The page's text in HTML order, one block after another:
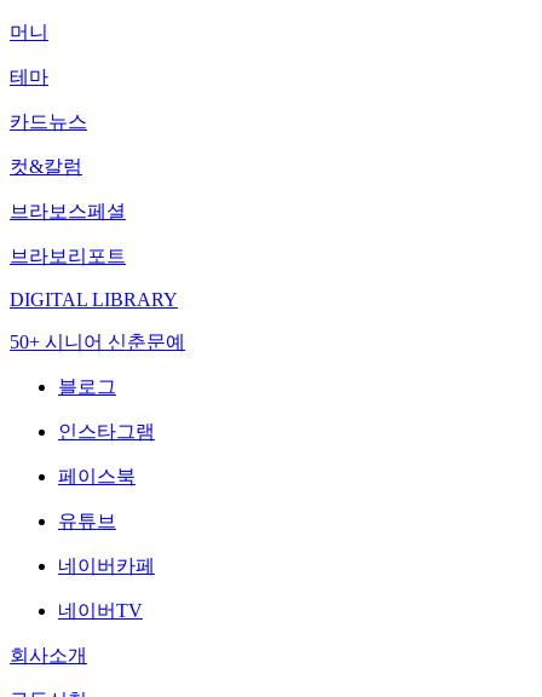
머니
테마
카드뉴스
컷&칼럼
브라보스페셜
브라보리포트
DIGITAL LIBRARY
50+ 시니어 신춘문예
블로그
인스타그램
페이스북
유튜브
네이버카페
네이버TV
회사소개